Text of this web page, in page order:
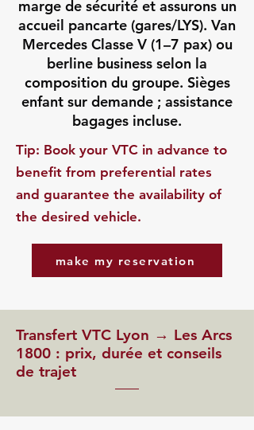
marge de sécurité et assurons un
accueil pancarte (gares/LYS). Van
Mercedes Classe V (1–7 pax) ou
berline business selon la
composition du groupe. Sièges
enfant sur demande ; assistance
bagages incluse.
​Tip: Book your VTC in advance to
benefit from preferential rates
and guarantee the availability of
the desired vehicle.
make my reservation
Transfert VTC Lyon → Les Arcs
1800 : prix, durée et conseils
de trajet